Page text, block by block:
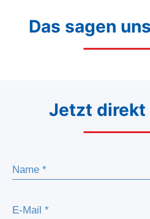
Das sagen
Jetzt direkt